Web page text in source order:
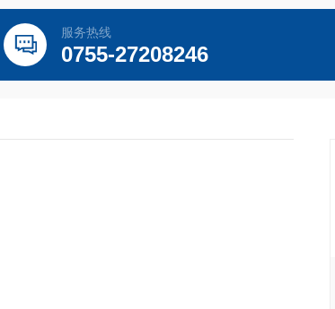
服务热线
0755-27208246